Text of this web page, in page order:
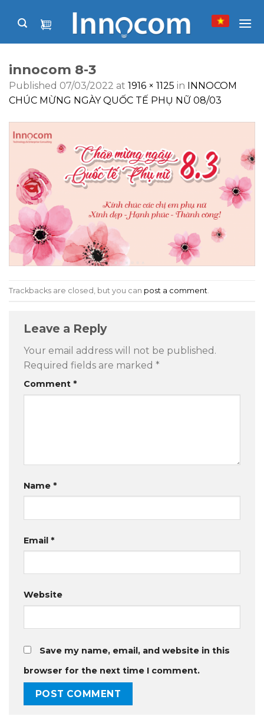
innocom 8-3
Published 07/03/2022 at 1916 × 1125 in INNOCOM
CHÚC MỪNG NGÀY QUỐC TẾ PHỤ NỮ 08/03
Trackbacks are closed, but you can post a comment
Leave a Reply
Your email address will not be published.
Required fields are marked *
Comment *
Name *
Email *
Website
Save my name, email, and website in this
browser for the next time I comment.